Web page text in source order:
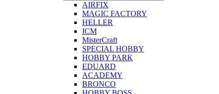
AIRFIX
MAGIC FACTORY
HELLER
ICM
MisterCraft
SPECIAL HOBBY
HOBBY PARK
EDUARD
ACADEMY
BRONCO